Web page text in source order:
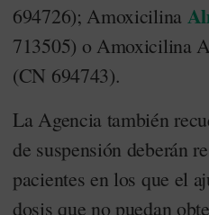
694726); Amoxicilina
713505) o Amoxicilina
(CN 694743).
La Agencia también
de suspensión deberán
pacientes en los que el
dosis que no puedan